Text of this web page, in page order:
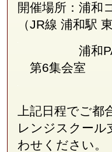
開催場所：浦和
（JR線 浦和駅
浦和
第6集会室
上記日程でご
レンジスクール
わせください。